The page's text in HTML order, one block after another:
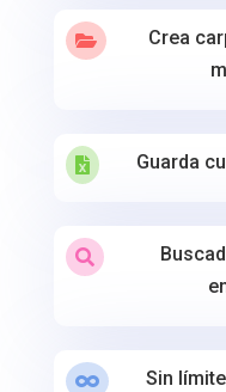

Crea
 Guarda


Sin